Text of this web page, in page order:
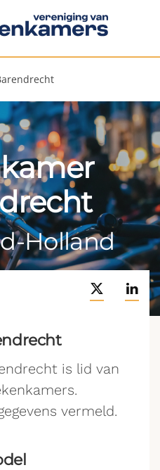
gaan
Holland
is lid van
vermeld.